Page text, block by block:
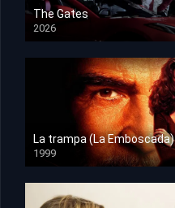
The Gates
2026
HD 1080p
La trampa (La Emboscada)
1999
HD 1080p